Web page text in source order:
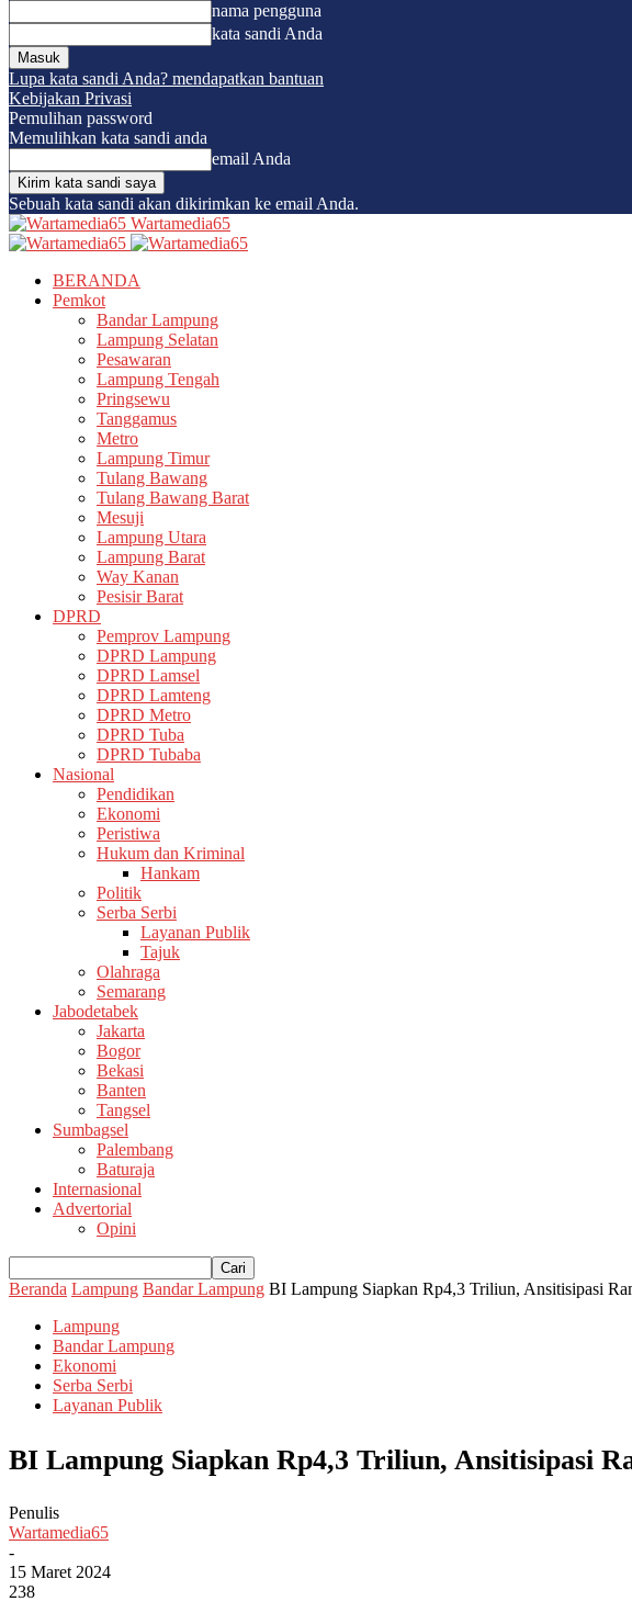
nama pengguna
kata sandi Anda
Lupa kata sandi Anda? mendapatkan bantuan
Kebijakan Privasi
Pemulihan password
Memulihkan kata sandi anda
email Anda
Sebuah kata sandi akan dikirimkan ke email Anda.
Wartamedia65
BERANDA
Pemkot
Bandar Lampung
Lampung Selatan
Pesawaran
Lampung Tengah
Pringsewu
Tanggamus
Metro
Lampung Timur
Tulang Bawang
Tulang Bawang Barat
Mesuji
Lampung Utara
Lampung Barat
Way Kanan
Pesisir Barat
DPRD
Pemprov Lampung
DPRD Lampung
DPRD Lamsel
DPRD Lamteng
DPRD Metro
DPRD Tuba
DPRD Tubaba
Nasional
Pendidikan
Ekonomi
Peristiwa
Hukum dan Kriminal
Hankam
Politik
Serba Serbi
Layanan Publik
Tajuk
Olahraga
Semarang
Jabodetabek
Jakarta
Bogor
Bekasi
Banten
Tangsel
Sumbagsel
Palembang
Baturaja
Internasional
Advertorial
Opini
Beranda Lampung Bandar Lampung BI Lampung Siapkan Rp4,3 Triliun, Ansitisipasi
Lampung
Bandar Lampung
Ekonomi
Serba Serbi
Layanan Publik
BI Lampung Siapkan Rp4,3 Triliun, Ansitisipasi
Penulis
Wartamedia65
-
15 Maret 2024
238